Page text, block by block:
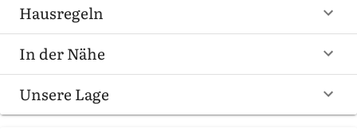
Hausregeln
In der Nähe
Unsere Lage